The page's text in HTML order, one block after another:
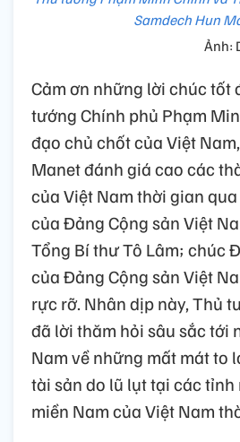
Samdech Hun
Ảnh:
Cảm ơn những lời chúc tốt
tướng Chính phủ Phạm
đạo chủ chốt của Việt
Manet đánh giá cao các
của Việt Nam thời gian
của Đảng Cộng sản Việt
Tổng Bí thư Tô Lâm; chúc
của Đảng Cộng sản Việt
rực rỡ. Nhân dịp này, Thủ
đã lời thăm hỏi sâu sắc tới
Nam về những mất mát to
tài sản do lũ lụt tại các tỉnh
miền Nam của Việt Nam